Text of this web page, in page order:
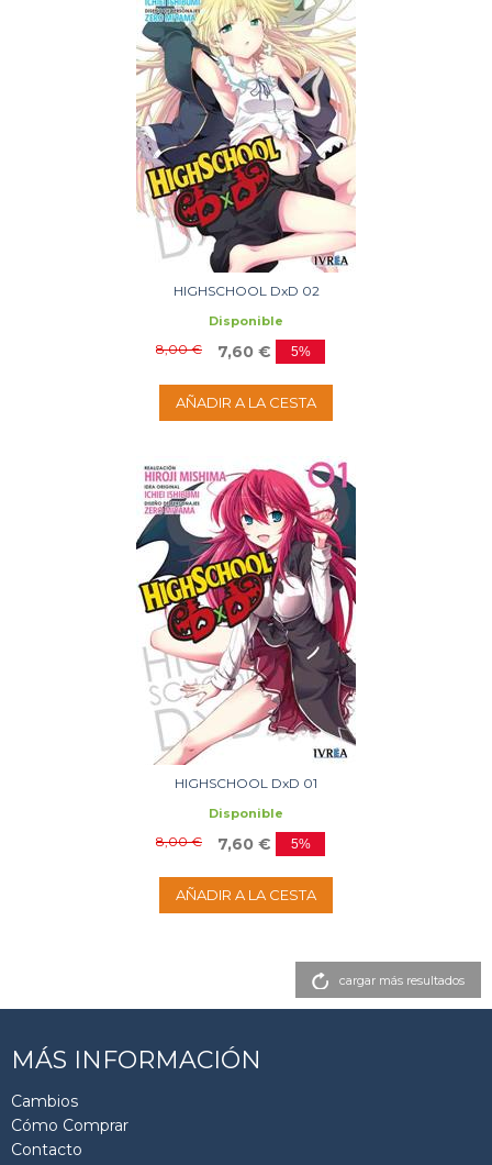
HIGHSCHOOL DxD 02
Disponible
8,00 € 7,60 € 5%
AÑADIR A LA CESTA
HIGHSCHOOL DxD 01
Disponible
8,00 € 7,60 € 5%
AÑADIR A LA CESTA
cargar más resultados
MÁS INFORMACIÓN
Cambios
Cómo Comprar
Contacto